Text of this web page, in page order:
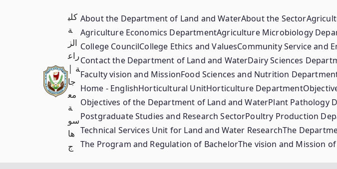
كلي
ة
الز
راع
ة |
جا
مع
ة
سو
ها
ج
About the Department of Land and WaterAbout the Sector
Agriculture Economics DepartmentAgriculture Microbiology
College CouncilCollege Ethics and ValuesCommunity Service and
Contact the Department of Land and WaterDairy Sciences
Faculty vision and MissionFood Sciences and Nutrition
Home - EnglishHorticultural UnitHorticulture Department
Objectives of the Department of Land and WaterPlant Pathology
Postgraduate Studies and Research SectorPoultry Production
Technical Services Unit for Land and Water ResearchThe
The Program and Regulation of BachelorThe vision and Mission